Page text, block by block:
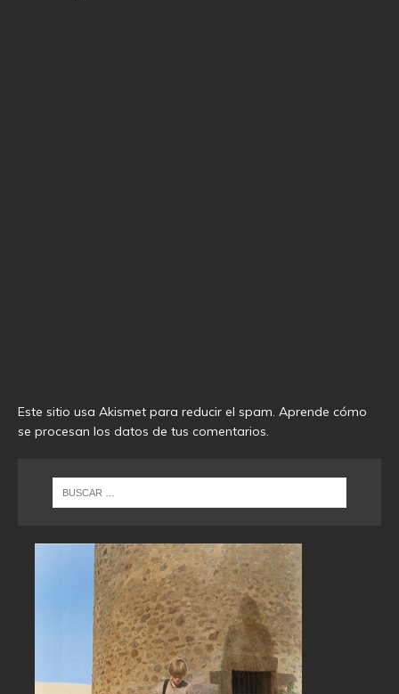
Este sitio usa Akismet para reducir el spam. Aprende cómo
se procesan los datos de tus comentarios.